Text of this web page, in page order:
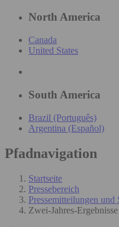
North America
Canada
United States
South America
Brazil (Português)
Argentina (Español)
Pfadnavigation
Startseite
Pressebereich
Pressemitteilungen und
Zwei-Jahres-